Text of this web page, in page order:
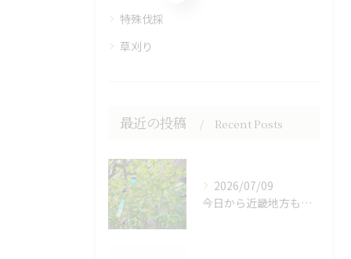
特殊伐採
草刈り
最近の投稿 Recent Posts
2026/07/09
今日から近畿地方も梅雨明けみたいですね☀️